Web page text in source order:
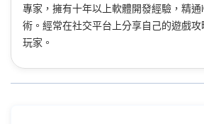
專家，擁有十年以上軟體開發經驗，精
術。經常在社交平台上分享自己的遊戲
玩家。